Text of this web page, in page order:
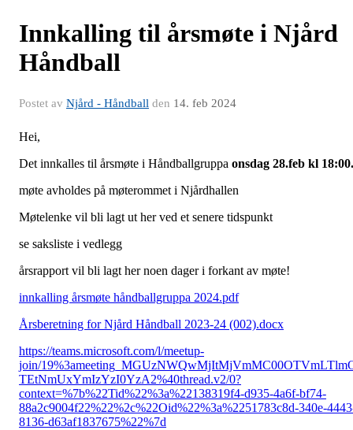
Innkalling til årsmøte i Njård
Håndball
Postet av Njård - Håndball den 14. feb 2024
Hei,
Det innkalles til årsmøte i Håndballgruppa onsdag 28.feb kl 18:00.
møte avholdes på møterommet i Njårdhallen
Møtelenke vil bli lagt ut her ved et senere tidspunkt
se saksliste i vedlegg
årsrapport vil bli lagt her noen dager i forkant av møte!
innkalling årsmøte håndballgruppa 2024.pdf
Årsberetning for Njård Håndball 2023-24 (002).docx
https://teams.microsoft.com/l/meetup-
join/
TEtNmUxYmIzYzI0YzA2%40thread.v2/0?
context=%7b%22Tid%22%3a%22138319f4-d935-4a6f-bf74-
88a2c9004f22%22%2c%22Oid%22%3a%2251783c8d-340e-
8136-d63af1837675%22%7d